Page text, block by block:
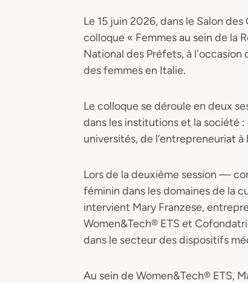
Le 15 juin 2026, dans le Salon
colloque « Femmes au sein de la
National des Préfets, à
des femmes en Italie.
Le colloque se déroule en deux
dans les institutions et la société
universités, de l’entrepreneuriat
Lors de la deuxième session —
féminin dans les domaines de la
intervient Mary Franzese,
Women&Tech® ETS et
dans le secteur des dispositifs
Au sein de Women&Tech® ETS,